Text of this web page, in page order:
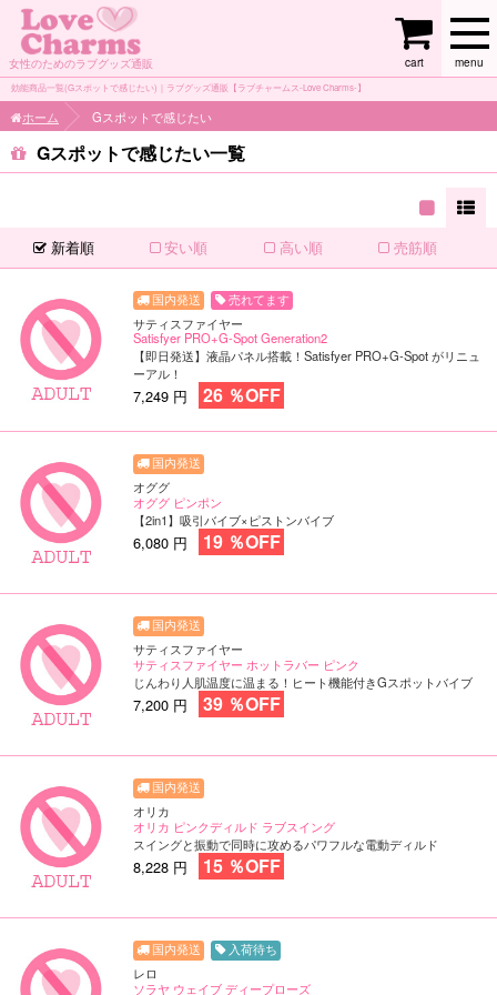
女性のためのラブグッズ通販 menu
cart
効能商品一覧(Gスポットで感じたい)｜ラブグッズ通販【ラブチャームス-Love Charms-】
ホーム Gスポットで感じたい
Gスポットで感じたい
新着順 安い順 高い順 売筋順
売れてます
サティスファイヤー
Satisfyer PRO+G-Spot Generation2
【即日発送】液晶パネル搭載！Satisfyer PRO+G-Spot がリニュ
ーアル！
7,249 円 26 ％OFF
オググ
オググ ピンポン
【2in1】吸引バイブ×ピストンバイブ
6,080 円 19 ％OFF
サティスファイヤー
サティスファイヤー ホットラバー ピンク
じんわり人肌温度に温まる！ヒート機能付きGスポットバイブ
7,200 円 39 ％OFF
オリカ
オリカ ピンクディルド ラブスイング
スイングと振動で同時に攻めるパワフルな電動ディルド
8,228 円 15 ％OFF
入荷待ち
レロ
ソラヤ ウェイブ ディープローズ